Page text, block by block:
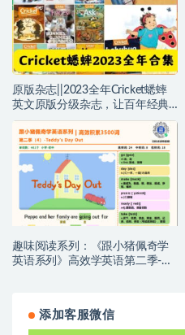
原版杂志||2023全年Cricket蟋蟀
英文原版分级杂志，让百年经典
陪伴孩子长大！~编号
【YZ0045】
趣味阅读系列：《跟小猪佩奇学
英语系列》高效学英语第二季-
添加客服微信